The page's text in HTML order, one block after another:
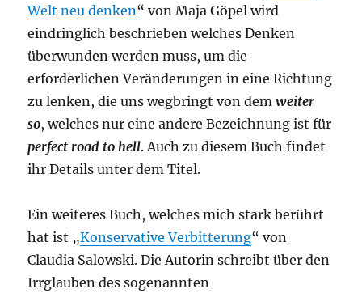
Welt neu denken“ von Maja Göpel wird
eindringlich beschrieben welches Denken
überwunden werden muss, um die
erforderlichen Veränderungen in eine Richtung
zu lenken, die uns wegbringt von demweiter
so, welches nur eine andere Bezeichnung ist für
perfect road to hell. Auch zu diesem Buch findet
ihr Details unter dem Titel.
Ein weiteres Buch, welches mich stark berührt
hat ist „Konservative Verbitterung“ von
Claudia Salowski. Die Autorin schreibt über den
Irrglauben des sogenannten